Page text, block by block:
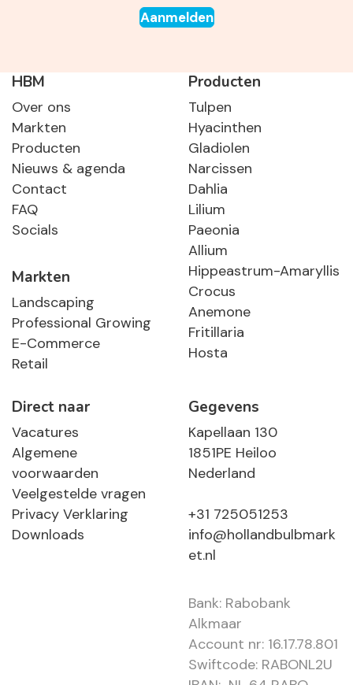
Aanmelden
HBM
Over ons
Markten
Producten
Nieuws & agenda
Contact
FAQ
Socials
Markten
Landscaping
Professional Growing
E-Commerce
Retail
Producten
Tulpen
Hyacinthen
Gladiolen
Narcissen
Dahlia
Lilium
Paeonia
Allium
Hippeastrum-Amaryllis
Crocus
Anemone
Fritillaria
Hosta
Direct naar
Vacatures
Algemene
voorwaarden
Veelgestelde vragen
Privacy Verklaring
Downloads
Gegevens
Kapellaan 130
1851PE Heiloo
Nederland
+31 725051253
info@hollandbulbmark
et.nl
Bank: Rabobank
Alkmaar
Account nr: 16.17.78.801
Swiftcode: RABONL2U